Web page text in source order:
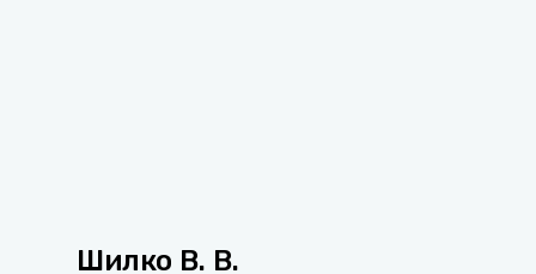
Шилко В. В.